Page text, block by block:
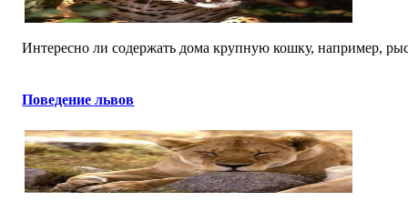
Интересно ли содержать дома крупную кошку, например,
Поведение львов